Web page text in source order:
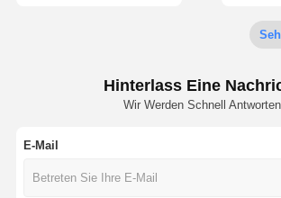
Plaudern Sie
Jetzt
Hinterlass Eine
Wir Werden Schnell Antworten
E-Mail